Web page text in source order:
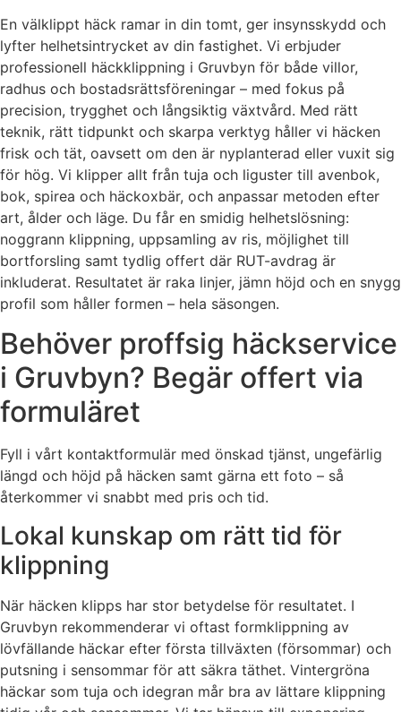
En välklippt häck ramar in din tomt, ger insynsskydd och
lyfter helhetsintrycket av din fastighet. Vi erbjuder
professionell häckklippning i Gruvbyn för både villor,
radhus och bostadsrättsföreningar – med fokus på
precision, trygghet och långsiktig växtvård. Med rätt
teknik, rätt tidpunkt och skarpa verktyg håller vi häcken
frisk och tät, oavsett om den är nyplanterad eller vuxit sig
för hög. Vi klipper allt från tuja och liguster till avenbok,
bok, spirea och häckoxbär, och anpassar metoden efter
art, ålder och läge. Du får en smidig helhetslösning:
noggrann klippning, uppsamling av ris, möjlighet till
bortforsling samt tydlig offert där RUT-avdrag är
inkluderat. Resultatet är raka linjer, jämn höjd och en snygg
profil som håller formen – hela säsongen.
Behöver proffsig häckservice
i Gruvbyn? Begär offert via
formuläret
Fyll i vårt kontaktformulär med önskad tjänst, ungefärlig
längd och höjd på häcken samt gärna ett foto – så
återkommer vi snabbt med pris och tid.
Lokal kunskap om rätt tid för
klippning
När häcken klipps har stor betydelse för resultatet. I
Gruvbyn rekommenderar vi oftast formklippning av
lövfällande häckar efter första tillväxten (försommar) och
putsning i sensommar för att säkra täthet. Vintergröna
häckar som tuja och idegran mår bra av lättare klippning